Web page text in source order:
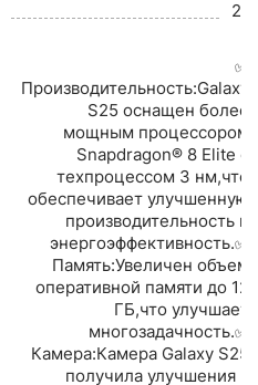
2
✅
Производительность:Galaxy
S25 оснащен более
мощным процессором
Snapdragon® 8 Elite с
техпроцессом 3 нм,что
обеспечивает улучшенную
производительность и
энергоэффективность.✅
Память:Увеличен объем
оперативной памяти до 12
ГБ,что улучшает
многозадачность.✅
Камера:Камера Galaxy S25
получила улучшения в